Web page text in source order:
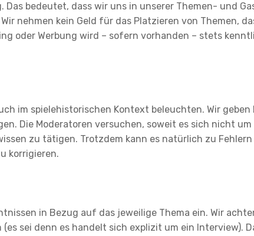
bedeutet, dass wir uns in unserer Themen- und
nehmen kein Geld für das Platzieren von Themen,
oder Werbung wird – sofern vorhanden – stets
im spielehistorischen Kontext beleuchten. Wir geben
Die Moderatoren versuchen, soweit es sich nicht um
zu tätigen. Trotzdem kann es natürlich zu Fehlern
korrigieren.
in Bezug auf das jeweilige Thema ein. Wir
sei denn es handelt sich explizit um ein Interview).